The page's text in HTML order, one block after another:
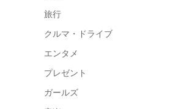
旅行
クルマ・ドライブ
エンタメ
プレゼント
ガールズ